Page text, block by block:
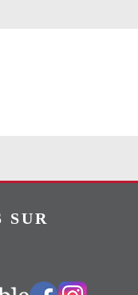
SUR
Vers notre groupe Facebook Vers notre page Instagram